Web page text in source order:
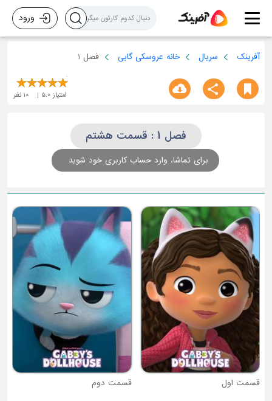
ورود
آفرینک سریال خانه عروسکی گابی فصل 1
امتیاز 5.0
10 نفر
فصل 1 : قسمت هشتم
برای تماشا، وارد حساب کاربری خود شوید
قسمت دوم
قسمت سوم